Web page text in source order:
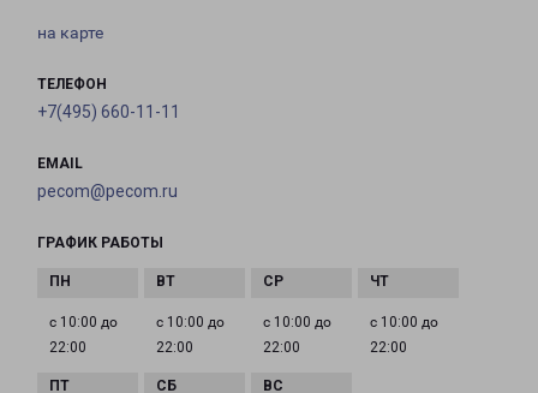
на карте
ТЕЛЕФОН
+7(495) 660-11-11
EMAIL
pecom@pecom.ru
ГРАФИК РАБОТЫ
с 10:00 до
22:00
с 10:00 до
22:00
с 10:00 до
22:00
с 10:00 до
22:00